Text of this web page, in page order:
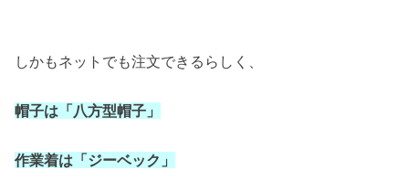
しかもネットでも注文できるらしく、
帽子は「八方型帽子」
作業着は「ジーベック」